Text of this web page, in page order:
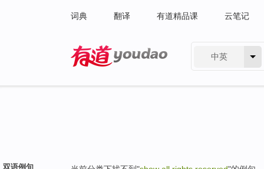
词典 翻译 有道精品课 云笔记
中英
双语例句